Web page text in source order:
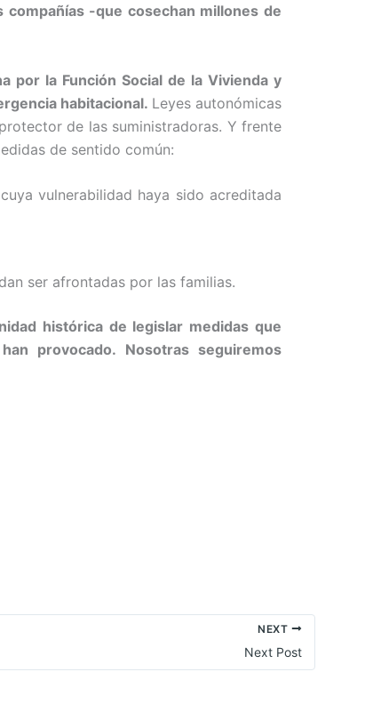
-que cosechan millones de
por la Función Social de la Vivienda y
habitacional. Leyes autonómicas
de las suministradoras. Y frente
de sentido común:
vulnerabilidad haya sido acreditada
ser afrontadas por las familias.
histórica de legislar medidas que
provocado. Nosotras seguiremos
NEXT
Next Post